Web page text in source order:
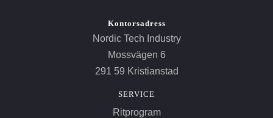
Kontorsadress
Nordic Tech Industry
Mossvägen 6
291 59 Kristianstad
SERVICE
Ritprogram